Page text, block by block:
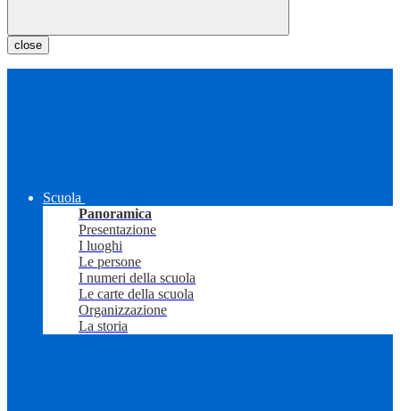
close
Scuola
Panoramica
Presentazione
I luoghi
Le persone
I numeri della scuola
Le carte della scuola
Organizzazione
La storia